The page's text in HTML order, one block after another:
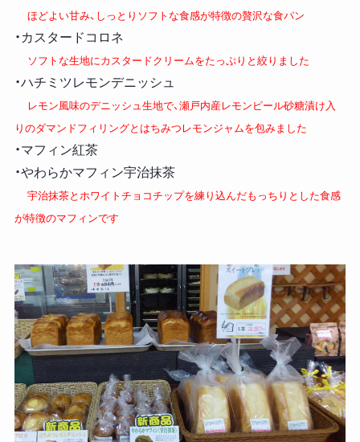
ほどよい甘み、しっとりソフトな食感が特徴の贅沢な食パン
・カスタードコロネ
ソフトな生地にカスタードクリームをたっぷりと絞りました
・ハチミツレモンデニッシュ
レモン風味のデニッシュ生地で、瀬戸内産レモンピール砂糖漬け入
りのダマンドフィリングとはちみつレモンジャムを包みました
・マフィン紅茶
・やわらかマフィン宇治抹茶
宇治抹茶とホワイトチョコチップを練り込んだもっちりとした食感
が特徴のマフィンです